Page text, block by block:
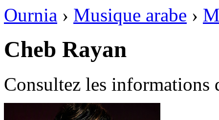
Ournia › Musique arabe ›
Cheb Rayan
Consultez les informations